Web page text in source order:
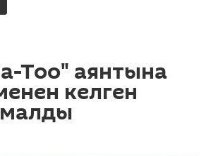
Тоо" аянтына
келген